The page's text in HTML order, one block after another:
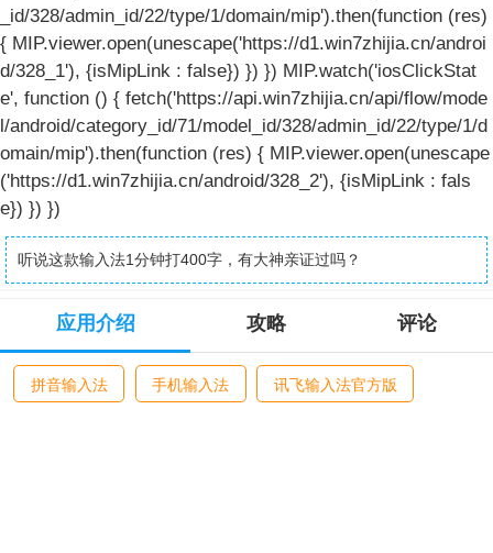
_id/328/admin_id/22/type/1/domain/mip').then(function (res)
{ MIP.viewer.open(unescape('https://d1.win7zhijia.cn/androi
d/328_1'), {isMipLink : false}) }) }) MIP.watch('iosClickStat
e', function () { fetch('https://api.win7zhijia.cn/api/flow/mode
l/android/category_id/71/model_id/328/admin_id/22/type/1/d
omain/mip').then(function (res) { MIP.viewer.open(unescape
('https://d1.win7zhijia.cn/android/328_2'), {isMipLink : fals
e}) }) })
听说这款输入法1分钟打400字，有大神亲证过吗？
应用介绍 攻略 评论
拼音输入法 手机输入法 讯飞输入法官方版